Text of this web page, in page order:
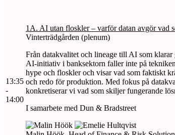
13:35
-
14:00
1A. AI utan floskler – varför datan avgör vad
Vinterträdgården (plenum)
Från datakvalitet och lineage till AI som
AI‑initiativ i banksektorn faller inte på
hype och floskler och visar vad som faktiskt
och redo för produktion. Med fokus på
konkretiserar vi vad som skiljer fungerande
I samarbete med Dun & Bradstreet